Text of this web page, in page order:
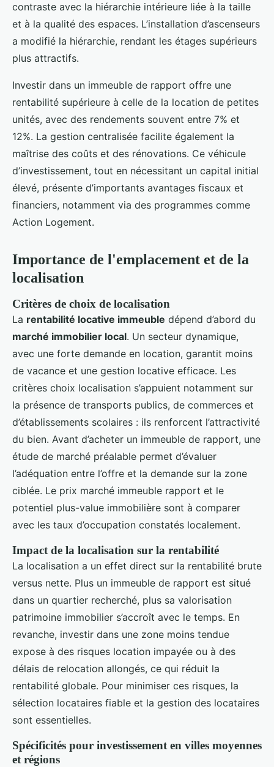
contraste avec la hiérarchie intérieure liée à la taille
et à la qualité des espaces. L’installation d’ascenseurs
a modifié la hiérarchie, rendant les étages supérieurs
plus attractifs.
Investir dans un immeuble de rapport offre une
rentabilité supérieure à celle de la location de petites
unités, avec des rendements souvent entre 7% et
12%. La gestion centralisée facilite également la
maîtrise des coûts et des rénovations. Ce véhicule
d’investissement, tout en nécessitant un capital initial
élevé, présente d’importants avantages fiscaux et
financiers, notamment via des programmes comme
Action Logement.
Importance de l'emplacement et de la
localisation
Critères de choix de localisation
La rentabilité locative immeuble dépend d’abord du
marché immobilier local. Un secteur dynamique,
avec une forte demande en location, garantit moins
de vacance et une gestion locative efficace. Les
critères choix localisation s’appuient notamment sur
la présence de transports publics, de commerces et
d’établissements scolaires : ils renforcent l’attractivité
du bien. Avant d’acheter un immeuble de rapport, une
étude de marché préalable permet d’évaluer
l’adéquation entre l’offre et la demande sur la zone
ciblée. Le prix marché immeuble rapport et le
potentiel plus-value immobilière sont à comparer
avec les taux d’occupation constatés localement.
Impact de la localisation sur la rentabilité
La localisation a un effet direct sur la rentabilité brute
versus nette. Plus un immeuble de rapport est situé
dans un quartier recherché, plus sa valorisation
patrimoine immobilier s’accroît avec le temps. En
revanche, investir dans une zone moins tendue
expose à des risques location impayée ou à des
délais de relocation allongés, ce qui réduit la
rentabilité globale. Pour minimiser ces risques, la
sélection locataires fiable et la gestion des locataires
sont essentielles.
Spécificités pour investissement en villes moyennes
et régions